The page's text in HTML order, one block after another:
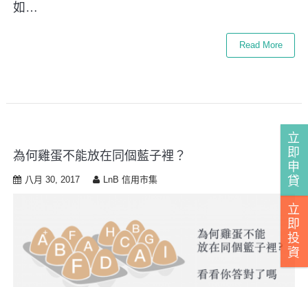
如…
Read More
為何雞蛋不能放在同個藍子裡？
八月 30, 2017 LnB 信用市集
立
即
申
貸
立
即
投
資